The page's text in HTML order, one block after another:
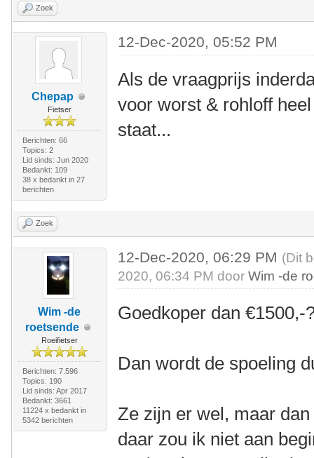
Zoek
Chepap
Fietser
Berichten: 66
Topics: 2
Lid sinds: Jun 2020
Bedankt: 109
38 x bedankt in 27
berichten
12-Dec-2020, 05:52 PM
Als de vraagprijs
voor worst & rohloff
staat...
Zoek
Wim -de
roetsende
Roeifietser
Berichten: 7.596
Topics: 190
Lid sinds: Apr 2017
Bedankt: 3661
11224 x bedankt in
5342 berichten
12-Dec-2020, 06:29 PM (Dit
2020, 06:34 PM doorWim -de
Goedkoper dan €1500,-
Dan wordt de spoeling
Ze zijn er wel, maar
daar zou ik niet aan